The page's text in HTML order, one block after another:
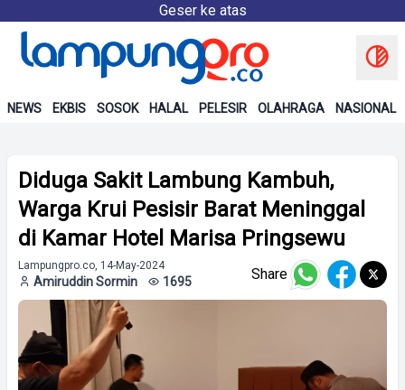
Geser ke atas
NEWS EKBIS SOSOK HALAL PELESIR OLAHRAGA NASIONAL
Diduga Sakit Lambung Kambuh,
Warga Krui Pesisir Barat Meninggal
di Kamar Hotel Marisa Pringsewu
Lampungpro.co, 14-May-2024
Amiruddin Sormin 1695 Share